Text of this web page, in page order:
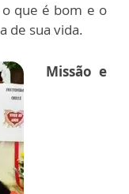
que é bom e o
de sua vida.
Missão e